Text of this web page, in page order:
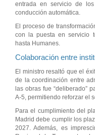
entrada en servicio de
conducción automática.
El proceso de
con la puesta en servicio
hasta Humanes.
Colaboración entre
El ministro resaltó que el
de la coordinación entre
las obras fue “deliberado”
A-5, permitiendo reforzar el
Para el cumplimiento del
Madrid debe cumplir los
2027. Además, es